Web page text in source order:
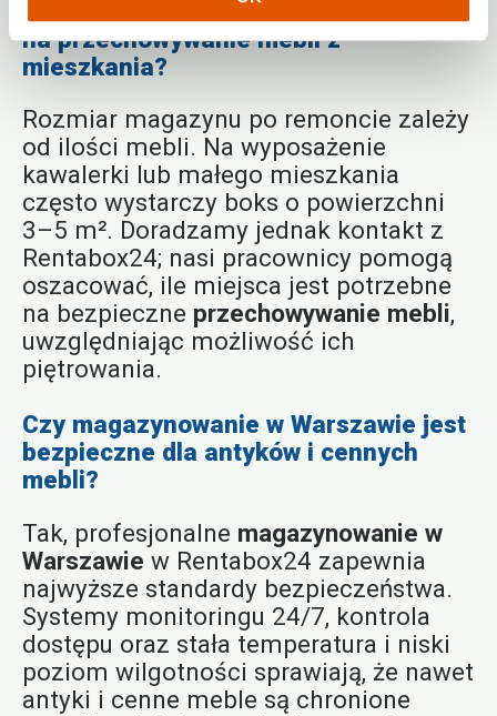
Jaki rozmiar magazynu jest potrzebny
na przechowywanie mebli z
mieszkania?
Rozmiar magazynu po remoncie zależy
od ilości mebli. Na wyposażenie
kawalerki lub małego mieszkania
często wystarczy boks o powierzchni
3–5 m². Doradzamy jednak kontakt z
Rentabox24; nasi pracownicy pomogą
oszacować, ile miejsca jest potrzebne
na bezpieczne przechowywanie mebli,
uwzględniając możliwość ich
piętrowania.
Czy magazynowanie w Warszawie jest
bezpieczne dla antyków i cennych
mebli?
Tak, profesjonalne magazynowanie w
Warszawie w Rentabox24 zapewnia
najwyższe standardy bezpieczeństwa.
Systemy monitoringu 24/7, kontrola
dostępu oraz stała temperatura i niski
poziom wilgotności sprawiają, że nawet
antyki i cenne meble są chronione